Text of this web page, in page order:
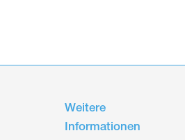
Weitere
Informationen